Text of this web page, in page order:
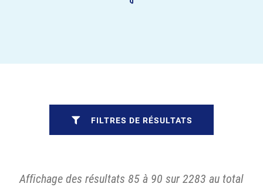
Affichage des résultats 85 à 90 sur 2283 au total
FILTRES DE RÉSULTATS